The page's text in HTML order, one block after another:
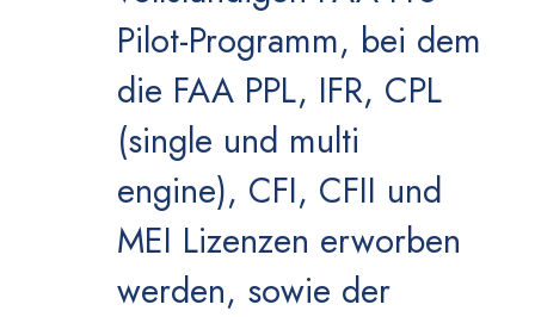
Pilot-Programm, bei dem
die FAA PPL, IFR, CPL
(single und multi
engine), CFI, CFII und
MEI Lizenzen erworben
werden, sowie der